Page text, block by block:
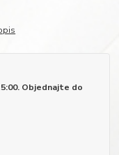
Objednajte do